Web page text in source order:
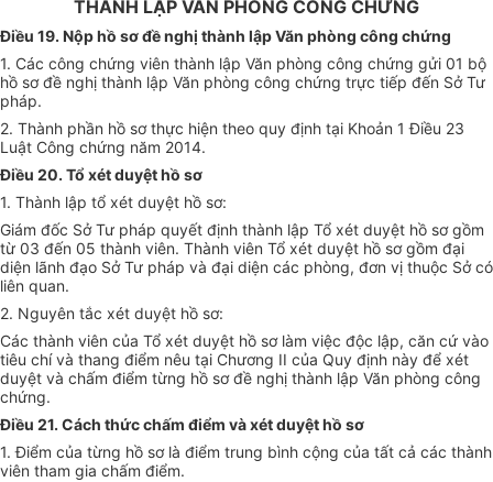
THÀNH LẬP VĂN PHÒNG CÔNG CHỨNG
Điều 19. Nộp hồ sơ đề nghị thành lập Văn phòng công chứng
1. Các công chứng viên thành lập Văn phòng công chứng gửi 01 bộ
hồ sơ đề nghị thành lập Văn phòng công chứng trực tiếp đến Sở Tư
pháp.
2. Thành phần hồ sơ thực hiện theo quy định tại Khoản 1 Điều 23
Luật Công chứng năm 2014.
Điều 20. Tổ xét duyệt hồ sơ
1. Thành lập tổ xét duyệt hồ sơ:
Giám đốc Sở Tư pháp quyết định thành lập Tổ xét duyệt hồ sơ gồm
từ 03 đến 05 thành viên. Thành viên Tổ xét duyệt hồ sơ gồm đại
diện lãnh đạo Sở Tư pháp và đại diện các phòng, đơn vị thuộc Sở có
liên quan.
2. Nguyên tắc xét duyệt hồ sơ:
Các thành viên của Tổ xét duyệt hồ sơ làm việc độc lập, căn cứ vào
tiêu chí và thang điểm nêu tại Chương II của Quy định này để xét
duyệt và chấm điểm từng hồ sơđề nghị thành lập Văn phòng công
chứng.
Điều 21. Cách thức chấm điểm và xét duyệt hồ sơ
1. Điểm của từng hồ sơ là điểm trung bình cộng của tất cả các thành
viên tham gia chấm điểm.